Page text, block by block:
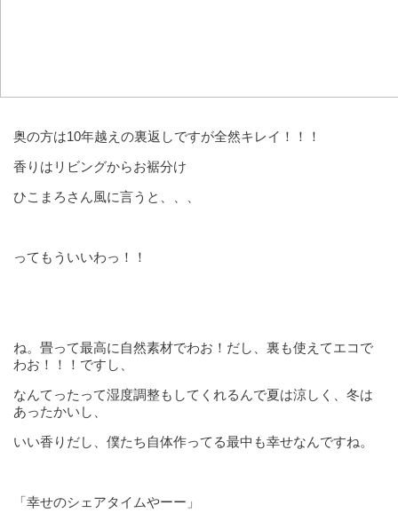
奥の方は10年越えの裏返しですが全然キレイ！！！
香りはリビングからお裾分け
ひこまろさん風に言うと、、、
ってもういいわっ！！
ね。畳って最高に自然素材でわお！だし、裏も使えてエコで
わお！！！ですし、
なんてったって湿度調整もしてくれるんで夏は涼しく、冬は
あったかいし、
いい香りだし、僕たち自体作ってる最中も幸せなんですね。
「幸せのシェアタイムやーー」